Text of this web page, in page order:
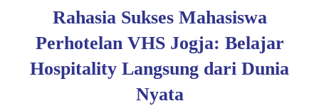
Rahasia Sukses Mahasiswa
Perhotelan VHS Jogja: Belajar
Hospitality Langsung dari Dunia
Nyata